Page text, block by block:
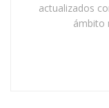
actualizados
ámbito